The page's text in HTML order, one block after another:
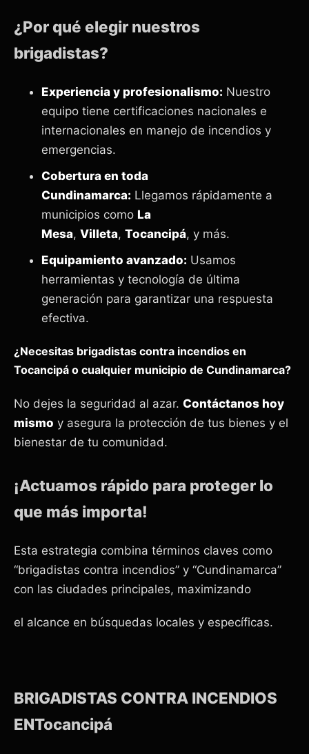
¿Por qué elegir nuestros
brigadistas?
Experiencia y profesionalismo: Nuestro
equipo tiene certificaciones nacionales e
internacionales en manejo de incendios y
emergencias.
Cobertura en toda
Cundinamarca: Llegamos rápidamente a
municipios como La
Mesa, Villeta, Tocancipá, y más.
Equipamiento avanzado: Usamos
herramientas y tecnología de última
generación para garantizar una respuesta
efectiva.
¿Necesitas brigadistas contra incendios en
Tocancipá o cualquier municipio de Cundinamarca?
No dejes la seguridad al azar. Contáctanos hoy
mismo y asegura la protección de tus bienes y el
bienestar de tu comunidad.
¡Actuamos rápido para proteger lo
que más importa!
Esta estrategia combina términos claves como
“brigadistas contra incendios” y “Cundinamarca”
con las ciudades principales, maximizando
el alcance en búsquedas locales y específicas.
BRIGADISTAS CONTRA INCENDIOS
ENTocancipá